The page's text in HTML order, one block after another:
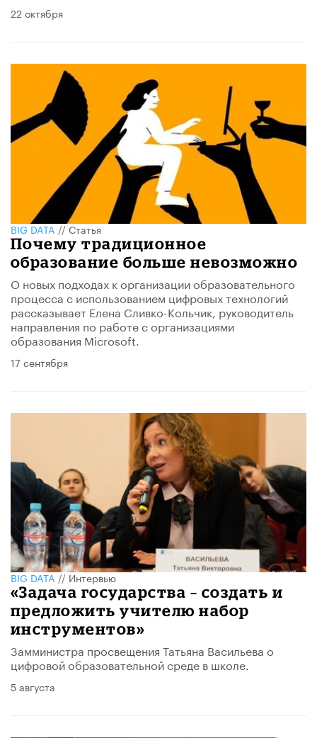
22 октября
BIG DATA//Статья
Почему традиционное
образование больше невозможно
О новых подходах к организации образовательного
процесса с использованием цифровых технологий
рассказывает Елена Сливко-Кольчик, руководитель
направления по работе с организациями
образования Microsoft.
17 сентября
BIG DATA//Интервью
«Задача государства – создать и
предложить учителю набор
инструментов»
Замминистра просвещения Татьяна Васильева о
цифровой образовательной среде в школе.
5 августа